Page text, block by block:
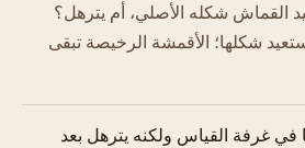
القماش شكله الأصلي، أم يترهل؟
شكلها؛ الأقمشة الرخيصة تبقى
في غرفة القياس ولكنه يترهل بعد